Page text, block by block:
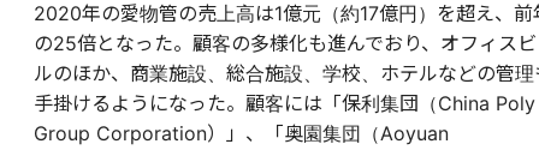
2020年の愛物管の売上高は1億元（約17億円）を超え、前
の25倍となった。顧客の多様化も進んでおり、オフィスビ
ルのほか、商業施設、総合施設、学校、ホテルなどの管理
手掛けるようになった。顧客には「保利集団（China Poly
Group Corporation）」、「奥園集団（Aoyuan